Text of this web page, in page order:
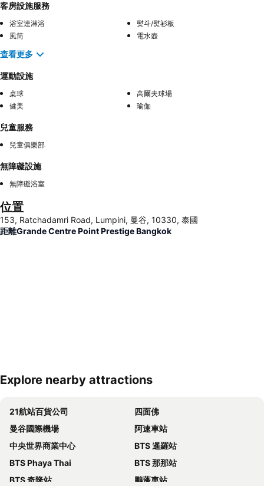
客房設施服務
浴室連淋浴
熨斗/熨衫板
風筒
電水壺
查看更多
運動設施
桌球
高爾夫球場
健美
瑜伽
兒童服務
兒童俱樂部
無障礙設施
無障礙浴室
位置
153, Ratchadamri Road, Lumpini, 曼谷, 10330, 泰國
距離Grande Centre Point Prestige Bangkok
展開地圖
Explore nearby attractions
21航站百貨公司
四面佛
曼谷國際機場
阿速車站
中央世界商業中心
BTS 暹羅站
BTS Phaya Thai
BTS 那那站
BTS 奇隆站
鵬蓬車站